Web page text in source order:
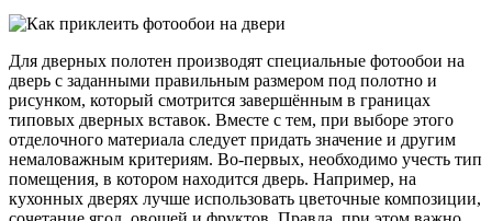
Для дверных полотен производят специальные фотообои на
дверь с заданными правильным размером под полотно и
рисунком, который смотрится завершённым в границах
типовых дверных вставок. Вместе с тем, при выборе этого
отделочного материала следует придать значение и другим
немаловажным критериям. Во-первых, необходимо учесть тип
помещения, в котором находится дверь. Например, на
кухонных дверях лучше использовать цветочные композиции,